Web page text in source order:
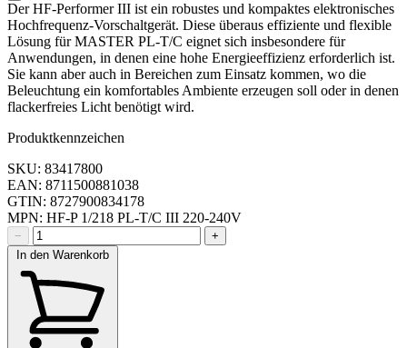
Der HF-Performer III ist ein robustes und kompaktes elektronisches
Hochfrequenz-Vorschaltgerät. Diese überaus effiziente und flexible
Lösung für MASTER PL-T/C eignet sich insbesondere für
Anwendungen, in denen eine hohe Energieeffizienz erforderlich ist.
Sie kann aber auch in Bereichen zum Einsatz kommen, wo die
Beleuchtung ein komfortables Ambiente erzeugen soll oder in denen
flackerfreies Licht benötigt wird.
Produktkennzeichen
SKU: 83417800
EAN: 8711500881038
GTIN: 8727900834178
MPN: HF-P 1/218 PL-T/C III 220-240V
−
+
In den Warenkorb